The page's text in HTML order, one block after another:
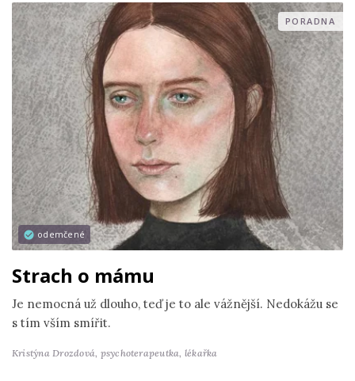
odemčené
PORADNA
Strach o mámu
Je nemocná už dlouho, teď je to ale vážnější. Nedokážu se
s tím vším smířit.
Kristýna Drozdová, psychoterapeutka, lékařka